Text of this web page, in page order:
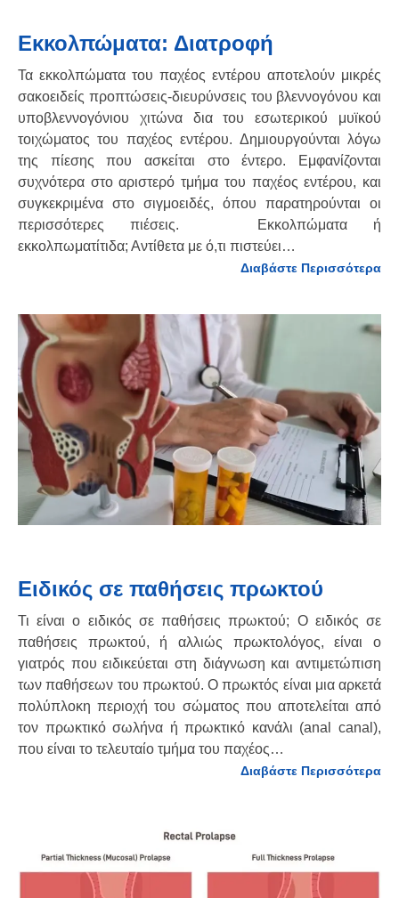
Εκκολπώματα: Διατροφή
Τα εκκολπώματα του παχέος εντέρου αποτελούν μικρές
σακοειδείς προπτώσεις-διευρύνσεις του βλεννογόνου και
υποβλεννογόνιου χιτώνα δια του εσωτερικού μυϊκού
τοιχώματος του παχέος εντέρου. Δημιουργούνται λόγω
της πίεσης που ασκείται στο έντερο. Εμφανίζονται
συχνότερα στο αριστερό τμήμα του παχέος εντέρου, και
συγκεκριμένα στο σιγμοειδές, όπου παρατηρούνται οι
περισσότερες πιέσεις. Εκκολπώματα ή
εκκολπωματίτιδα; Αντίθετα με ό,τι πιστεύει…
Διαβάστε Περισσότερα
Ειδικός σε παθήσεις πρωκτού
Τι είναι ο ειδικός σε παθήσεις πρωκτού; Ο ειδικός σε
παθήσεις πρωκτού, ή αλλιώς πρωκτολόγος, είναι ο
γιατρός που ειδικεύεται στη διάγνωση και αντιμετώπιση
των παθήσεων του πρωκτού. Ο πρωκτός είναι μια αρκετά
πολύπλοκη περιοχή του σώματος που αποτελείται από
τον πρωκτικό σωλήνα ή πρωκτικό κανάλι (anal canal),
που είναι το τελευταίο τμήμα του παχέος…
Διαβάστε Περισσότερα